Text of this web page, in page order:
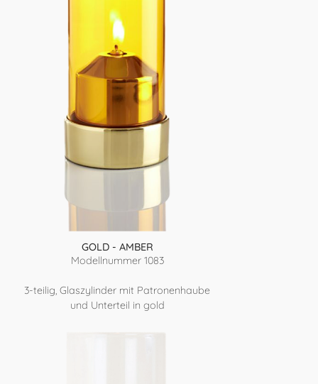
GOLD - AMBER
Modellnummer 1083
3-teilig, Glaszylinder mit Patronenhaube
und Unterteil in gold